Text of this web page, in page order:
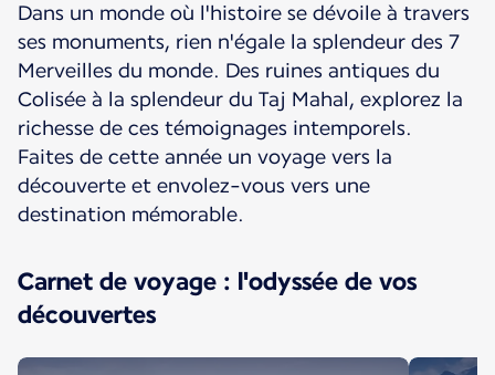
Dans un monde où l'histoire se dévoile à travers
ses monuments, rien n'égale la splendeur des 7
Merveilles du monde. Des ruines antiques du
Colisée à la splendeur du Taj Mahal, explorez la
richesse de ces témoignages intemporels.
Faites de cette année un voyage vers la
découverte et envolez-vous vers une
destination mémorable.
Carnet de voyage : l'odyssée de vos
découvertes